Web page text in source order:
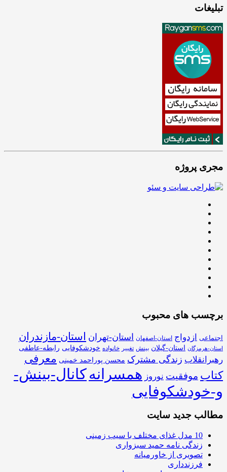
تبلیغات
مجری پروژه
برچسب های محبوب
اجتماعی ازدواج استان-اصفهان استان-تهران استان-مازندران
استان-هرمزگان استان-گیلان بینش تغییر خانواده خودشکوفایی رابطه-عاطفی
رهبرانقلاب زندگی مشترک محسن پوراحمد خمینی معرفی
کتاب موفقیت نوروز همسرانهکانال-بینش-
و-خودشکوفایی
مطالب جدید سایت
10 مدل غذای مختلف با سیب زمینی
زندگی نامه حمید سبزواری
تصویری از خاورمیانه
فرزندداری